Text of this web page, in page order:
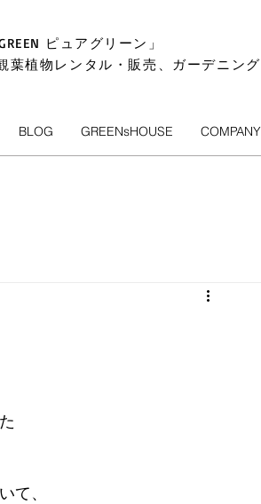
ピュアグリーン」
葉植物レンタル・販売、ガーデニング
BLOG GREENsHOUSE COMPANY
て、